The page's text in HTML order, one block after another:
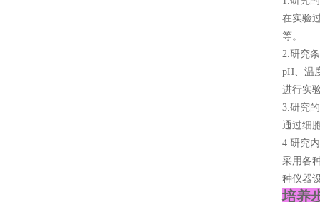
在实验
等。
2.研究
pH、温
进行实
3.研究
通过细
4.研究
采用各
种仪器
培养